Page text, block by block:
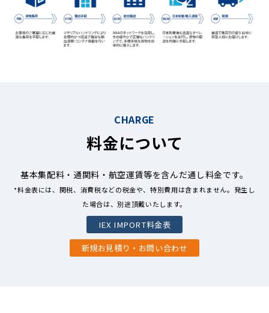
CHARGE
料金について
基本集配料・通関料・航空運賃等を含んだ通し料金です。
*料金表には、関税、消費税などの税金や、特別費用は含まれません。発生し
た場合は、別途頂戴いたします。
IEX IMPORT料金表
新規お見積り・お問い合わせ